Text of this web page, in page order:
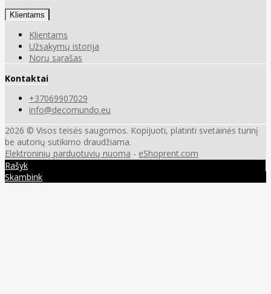
Klientams
Klientams
Užsakymų istorija
Norų sąrašas
Kontaktai
+37069907029
info@decomundo.eu
2026 © Visos teisės saugomos. Kopijuoti, platinti svetainės turinį
be autorių sutikimo draudžiama.
Elektroninių parduotuvių nuoma - eShoprent.com
Rašyk
Skambink